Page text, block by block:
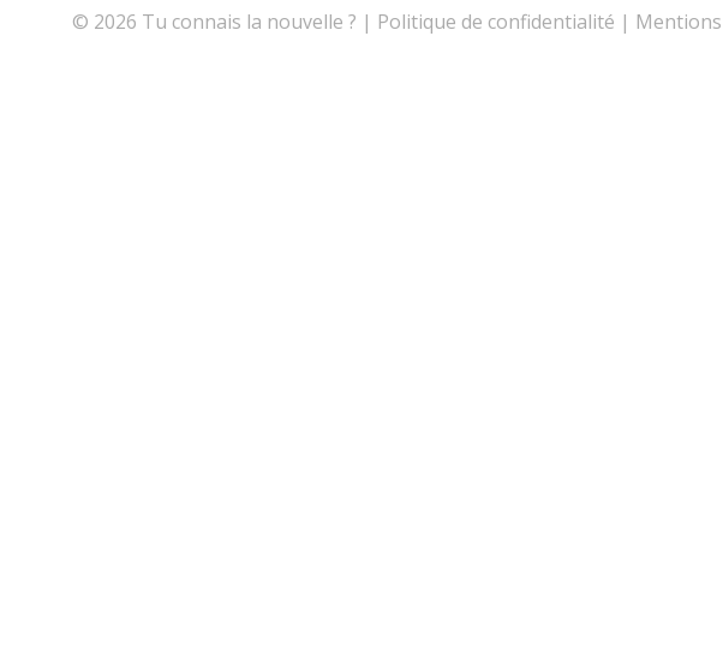
© 2026 Tu connais la nouvelle ? | Politique de confidentialité |